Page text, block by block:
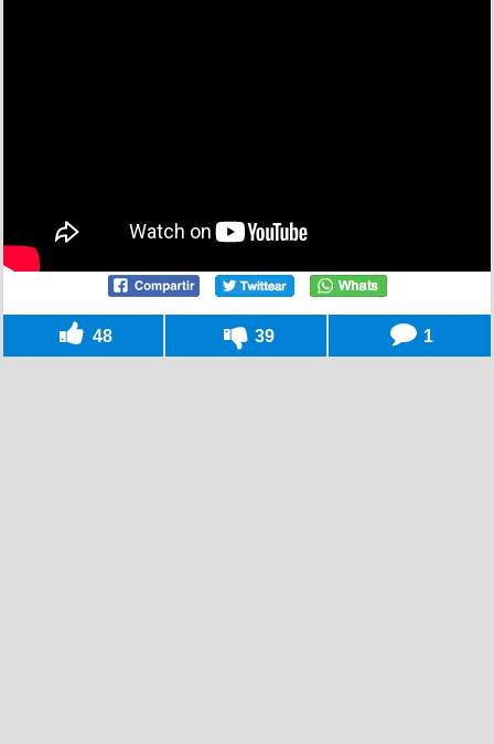
48 39 1